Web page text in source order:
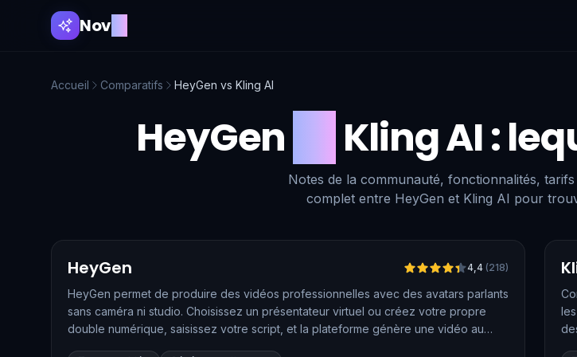
NovAI
Accueil Comparatifs HeyGen vs Kling AI
HeyGen Kling AI:
Notes de la communauté, fonctionnalités,
complet entre HeyGen et Kling AI pour
HeyGen 4,4 (218)
HeyGen permet de produire des vidéos professionnelles avec des avatars parlants
sans caméra ni studio. Choisissez un présentateur virtuel ou créez votre propre
double numérique, saisissez votre script, et la plateforme génère une vidéo au